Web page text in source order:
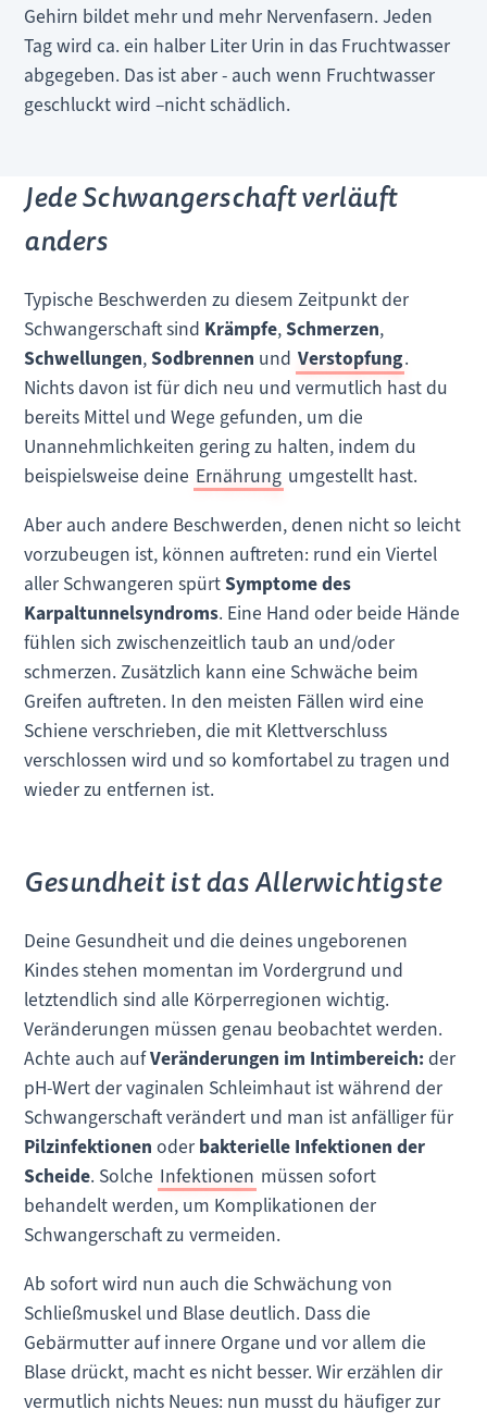
Gehirn bildet mehr und mehr Nervenfasern. Jeden
Tag wird ca. ein halber Liter Urin in das Fruchtwasser
abgegeben. Das ist aber - auch wenn Fruchtwasser
geschluckt wird –nicht schädlich.
Jede Schwangerschaft verläuft
anders
Typische Beschwerden zu diesem Zeitpunkt der
Schwangerschaft sind Krämpfe,Schmerzen,
Schwellungen,Sodbrennen und Verstopfung.
Nichts davon ist für dich neu und vermutlich hast du
bereits Mittel und Wege gefunden, um die
Unannehmlichkeiten gering zu halten, indem du
beispielsweise deine Ernährung umgestellt hast.
Aber auch andere Beschwerden, denen nicht so leicht
vorzubeugen ist, können auftreten: rund ein Viertel
aller Schwangeren spürtSymptome des
Karpaltunnelsyndroms. Eine Hand oder beide Hände
fühlen sich zwischenzeitlich taub an und/oder
schmerzen. Zusätzlich kann eine Schwäche beim
Greifen auftreten. In den meisten Fällen wird eine
Schiene verschrieben, die mit Klettverschluss
verschlossen wird und so komfortabel zu tragen und
wieder zu entfernen ist.
Gesundheit ist das Allerwichtigste
Deine Gesundheit und die deines ungeborenen
Kindes stehen momentan im Vordergrund und
letztendlich sind alle Körperregionen wichtig.
Veränderungen müssen genau beobachtet werden.
Achte auch aufVeränderungen im Intimbereich: der
pH-Wert der vaginalen Schleimhaut ist während der
Schwangerschaft verändert und man ist anfälliger für
Pilzinfektionen oder bakterielle Infektionen der
Scheide. Solche Infektionen müssen sofort
behandelt werden, um Komplikationen der
Schwangerschaft zu vermeiden.
Ab sofort wird nun auch die Schwächung von
Schließmuskel und Blase deutlich. Dass die
Gebärmutter auf innere Organe und vor allem die
Blase drückt, macht es nicht besser. Wir erzählen dir
vermutlich nichts Neues: nun musst du häufiger zur